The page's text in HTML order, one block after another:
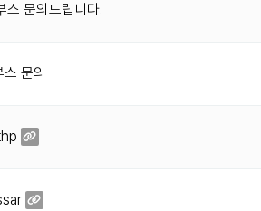
스 문의드립니다.
문의